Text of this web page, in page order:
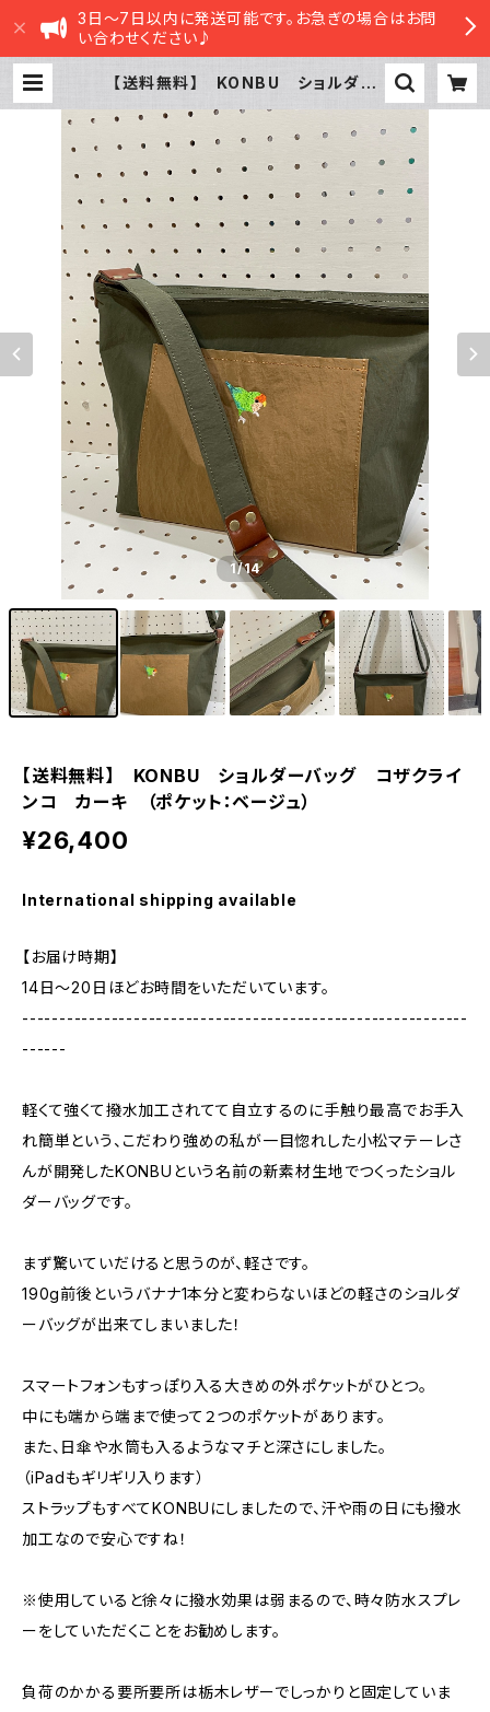
3日～7日以内に発送可能です。お急ぎの場合はお問
い合わせください♪
【送料無料】 KONBU ショルダー
（ポケット：ベージュ） | sasatte ST
ORE|ささってストア
1/14
【送料無料】 KONBU ショルダーバッグ コザクライ
ンコ カーキ （ポケット：ベージュ）
¥26,400
International shipping available
【お届け時期】
14日〜20日ほどお時間をいただいています。
------------------------------------------------------------
------
軽くて強くて撥水加工されてて自立するのに手触り最高でお手入
れ簡単という、こだわり強めの私が一目惚れした小松マテーレさ
んが開発したKONBUという名前の新素材生地でつくったショル
ダーバッグです。
まず驚いていだけると思うのが、軽さです。
190g前後というバナナ1本分と変わらないほどの軽さのショルダ
ーバッグが出来てしまいました！
スマートフォンもすっぽり入る大きめの外ポケットがひとつ。
中にも端から端まで使って２つのポケットがあります。
また、日傘や水筒も入るようなマチと深さにしました。
（iPadもギリギリ入ります）
ストラップもすべてKONBUにしましたので、汗や雨の日にも撥水
加工なので安心ですね！
※使用していると徐々に撥水効果は弱まるので、時々防水スプレ
ーをしていただくことをお勧めします。
負荷のかかる要所要所は栃木レザーでしっかりと固定していま